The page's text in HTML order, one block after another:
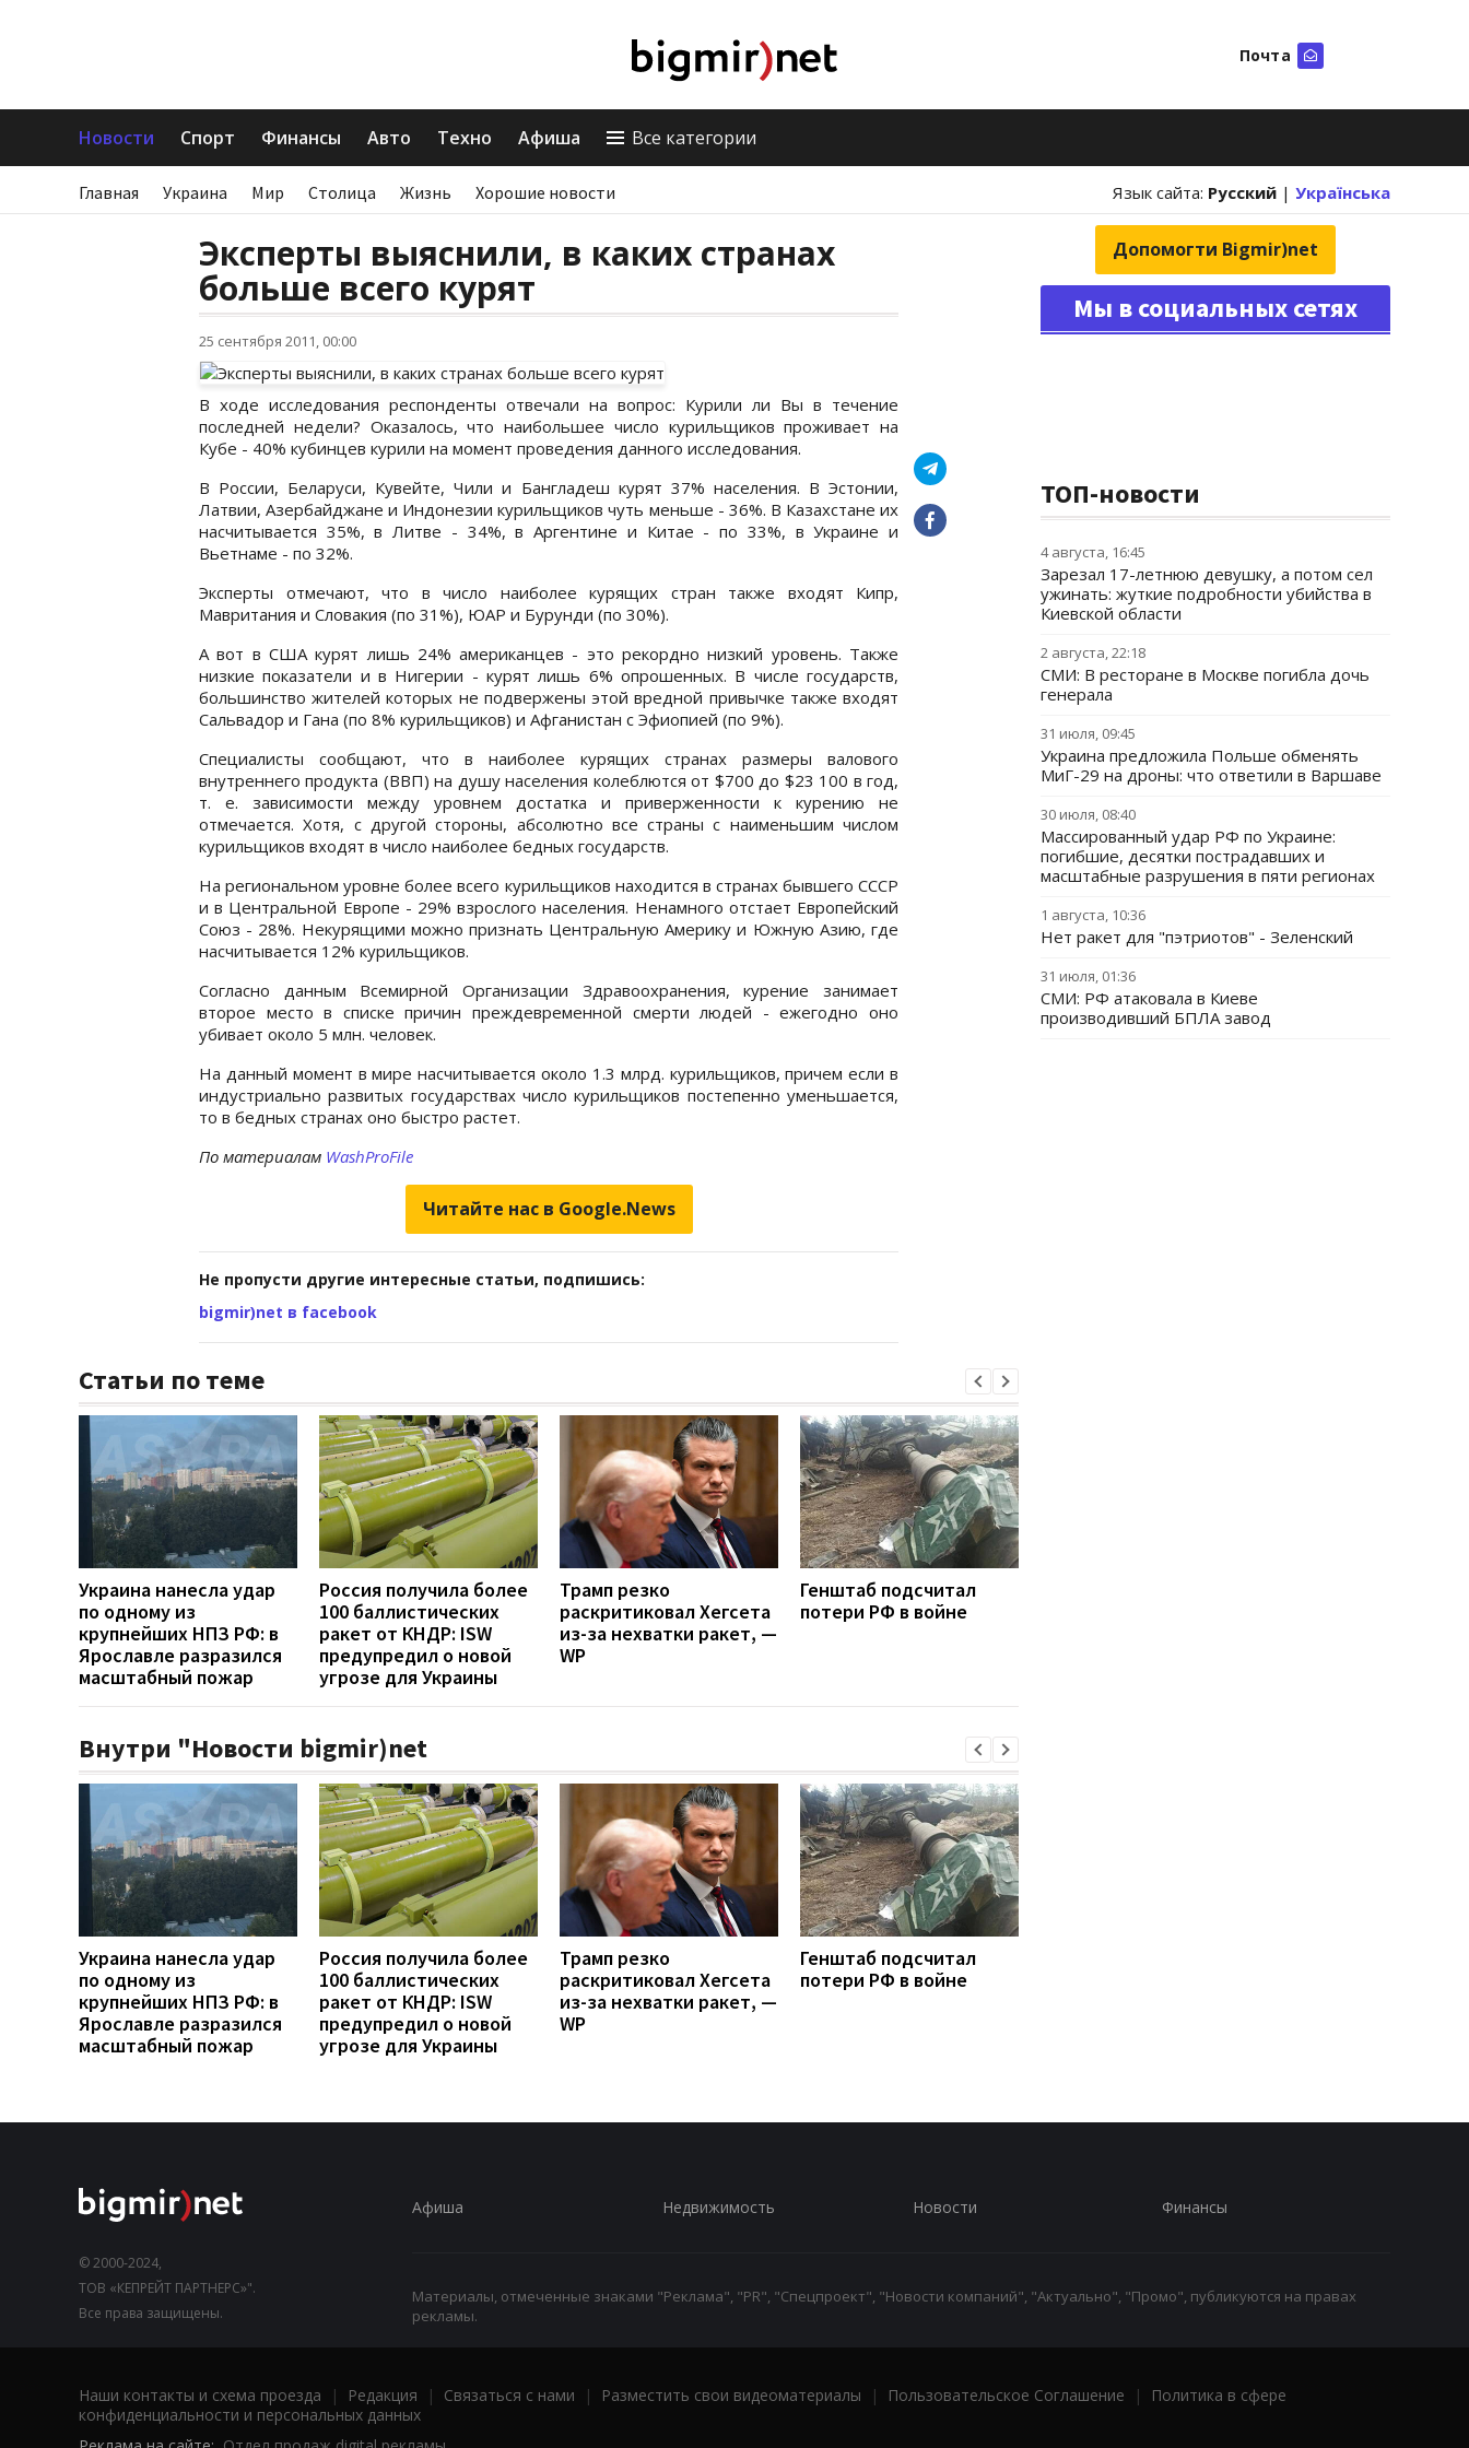
Почта
Новости Спорт Финансы Авто Техно Афиша Все категории
Главная Украина Мир Столица Жизнь Хорошие новости Язык сайта: Русский | Українська
Эксперты выяснили, в каких странах
больше всего курят
25 сентября 2011, 00:00
В ходе исследования респонденты отвечали на вопрос: Курили ли Вы в течение
последней недели? Оказалось, что наибольшее число курильщиков проживает на
Кубе - 40% кубинцев курили на момент проведения данного исследования.
В России, Беларуси, Кувейте, Чили и Бангладеш курят 37% населения. В Эстонии,
Латвии, Азербайджане и Индонезии курильщиков чуть меньше - 36%. В Казахстане их
насчитывается 35%, в Литве - 34%, в Аргентине и Китае - по 33%, в Украине и
Вьетнаме - по 32%.
Эксперты отмечают, что в число наиболее курящих стран также входят Кипр,
Мавритания и Словакия (по 31%), ЮАР и Бурунди (по 30%).
А вот в США курят лишь 24% американцев - это рекордно низкий уровень. Также
низкие показатели и в Нигерии - курят лишь 6% опрошенных. В числе государств,
большинство жителей которых не подвержены этой вредной привычке также входят
Сальвадор и Гана (по 8% курильщиков) и Афганистан с Эфиопией (по 9%).
Специалисты сообщают, что в наиболее курящих странах размеры валового
внутреннего продукта (ВВП) на душу населения колеблются от $700 до $23 100 в год,
т. е. зависимости между уровнем достатка и приверженности к курению не
отмечается. Хотя, с другой стороны, абсолютно все страны с наименьшим числом
курильщиков входят в число наиболее бедных государств.
На региональном уровне более всего курильщиков находится в странах бывшего СССР
и в Центральной Европе - 29% взрослого населения. Ненамного отстает Европейский
Союз - 28%. Некурящими можно признать Центральную Америку и Южную Азию, где
насчитывается 12% курильщиков.
Согласно данным Всемирной Организации Здравоохранения, курение занимает
второе место в списке причин преждевременной смерти людей - ежегодно оно
убивает около 5 млн. человек.
На данный момент в мире насчитывается около 1.3 млрд. курильщиков, причем если в
индустриально развитых государствах число курильщиков постепенно уменьшается,
то в бедных странах оно быстро растет.
По материалам WashProFile
Читайте нас в Google.News
Не пропусти другие интересные статьи, подпишись:
bigmir)net в facebook
Статьи по теме
Украина нанесла удар
по одному из
крупнейших НПЗ РФ: в
Ярославле разразился
масштабный пожар
Россия получила более
100 баллистических
ракет от КНДР: ISW
предупредил о новой
угрозе для Украины
Трамп резко
раскритиковал Хегсета
из-за нехватки ракет, —
WP
Генштаб подсчитал
потери РФ в войне
Внутри "Новости bigmir)net
Украина нанесла удар
по одному из
крупнейших НПЗ РФ: в
Ярославле разразился
масштабный пожар
Россия получила более
100 баллистических
ракет от КНДР: ISW
предупредил о новой
угрозе для Украины
Трамп резко
раскритиковал Хегсета
из-за нехватки ракет, —
WP
Генштаб подсчитал
потери РФ в войне
Допомогти Bigmir)net
Мы в социальных сетях
ТОП-новости
4 августа, 16:45
Зарезал 17-летнюю девушку, а потом сел
ужинать: жуткие подробности убийства в
Киевской области
2 августа, 22:18
СМИ: В ресторане в Москве погибла дочь
генерала
31 июля, 09:45
Украина предложила Польше обменять
МиГ-29 на дроны: что ответили в Варшаве
30 июля, 08:40
Массированный удар РФ по Украине:
погибшие, десятки пострадавших и
масштабные разрушения в пяти регионах
1 августа, 10:36
Нет ракет для "пэтриотов" - Зеленский
31 июля, 01:36
СМИ: РФ атаковала в Киеве
производивший БПЛА завод
© 2000-2024,
ТОВ «КЕПРЕЙТ ПАРТНЕРС»".
Все права защищены.
Афиша Недвижимость Новости Финансы
Материалы, отмеченные знаками "Реклама", "PR", "Спецпроект", "Новости компаний", "Актуально", "Промо", публикуются на правах
рекламы.
Наши контакты и схема проезда | Редакция | Связаться с нами | Разместить свои видеоматериалы | Пользовательское Соглашение |
Политика в сфере
конфиденциальности и персональных данных